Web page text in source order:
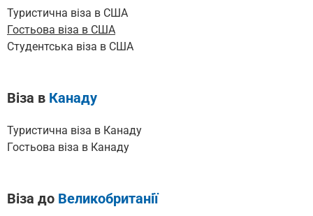
Туристична віза в США
Гостьова віза в США
Cтудентська віза в США
Віза в Канаду
Туристична віза в Канаду
Гостьова віза в Канаду
Віза до Великобританії